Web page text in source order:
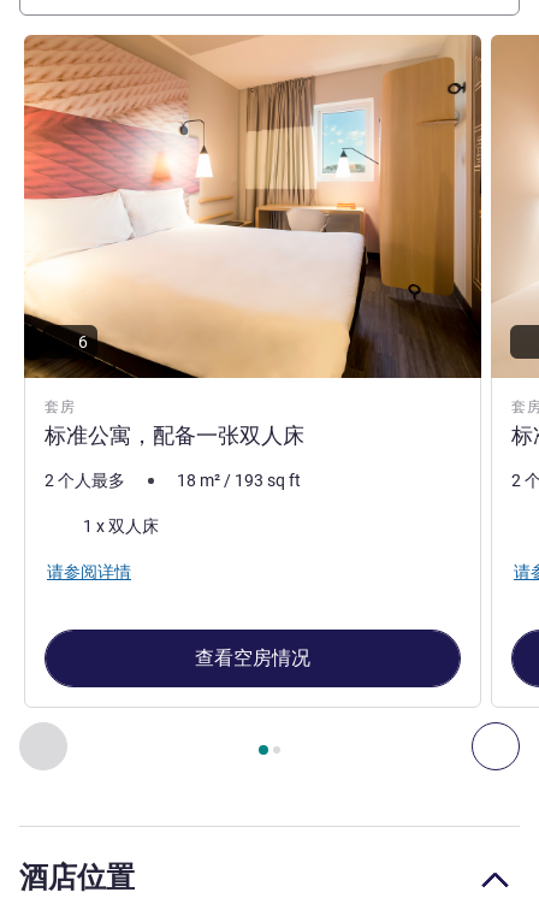
上一个 - 套房 下
第 页，共 , 套房 1 : 标准公寓，配备一张双人床 , 套房
套房
标准公寓，配备一张双人床
请参阅详情
6
2 个人最多 18 m²/ 193 sq ft
床上用品1 x 双人床
请参阅详情
查看空房情况
套
标
请参
2
请
酒店位置